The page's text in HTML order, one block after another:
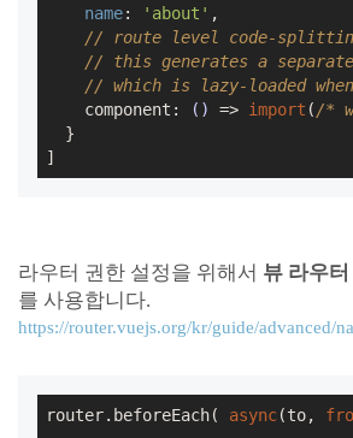
name: 'about' ,
// route level code-
// this generates a
// which is lazy-loaded
    component:
() => import (/*
  }
]
라우터 권한 설정을 위해서 뷰 라우
를 사용합니다.
https://router.vuejs.org/kr/guide/advanced/
router.beforeEach( async(to,